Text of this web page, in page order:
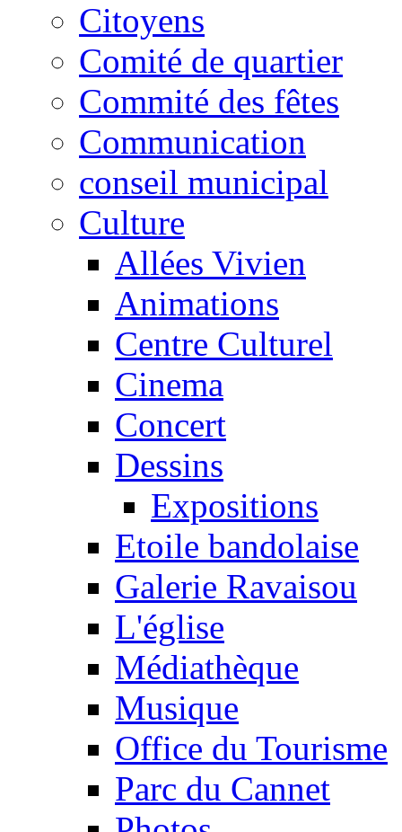
Citoyens
Comité de quartier
Commité des fêtes
Communication
conseil municipal
Culture
Allées Vivien
Animations
Centre Culturel
Cinema
Concert
Dessins
Expositions
Etoile bandolaise
Galerie Ravaisou
L'église
Médiathèque
Musique
Office du Tourisme
Parc du Cannet